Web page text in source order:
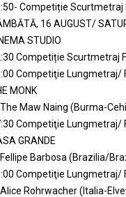
Competiție
16 AUGUST/
STUDIO
Competiție Scurtmetraj
Competiţie Lungmetraj/
MONK
Maw Naing (Burma-
Competiţie Lungmetraj/
GRANDE
Barbosa (Brazilia/
Competiţie Lungmetraj/
Alice Rohrwacher (Italia-